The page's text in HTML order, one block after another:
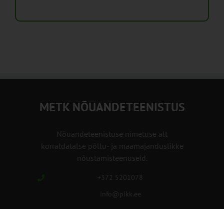
METK NÕUANDETEENISTUS
Nõuandeteenistuse nimetuse alt
korraldatalse põllu- ja maamajanduslikke
nõustamisteenuseid.
+372 5201078
info@pikk.ee